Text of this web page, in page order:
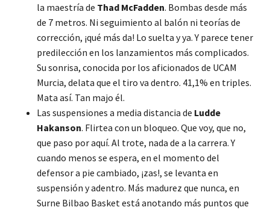
la maestría de Thad McFadden. Bombas desde más
de 7 metros. Ni seguimiento al balón ni teorías de
corrección, ¡qué más da! Lo suelta y ya. Y parece tener
predilección en los lanzamientos más complicados.
Su sonrisa, conocida por los aficionados de UCAM
Murcia, delata que el tiro va dentro. 41,1% en triples.
Mata así. Tan majo él.
Las suspensiones a media distancia de Ludde
Hakanson. Flirtea con un bloqueo. Que voy, que no,
que paso por aquí. Al trote, nada de a la carrera. Y
cuando menos se espera, en el momento del
defensor a pie cambiado, ¡zas!, se levanta en
suspensión y adentro. Más madurez que nunca, en
Surne Bilbao Basket está anotando más puntos que